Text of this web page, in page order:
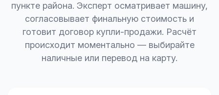
пункте района. Эксперт осматривает машину,
согласовывает финальную стоимость и
готовит договор купли-продажи. Расчёт
происходит моментально — выбирайте
наличные или перевод на карту.